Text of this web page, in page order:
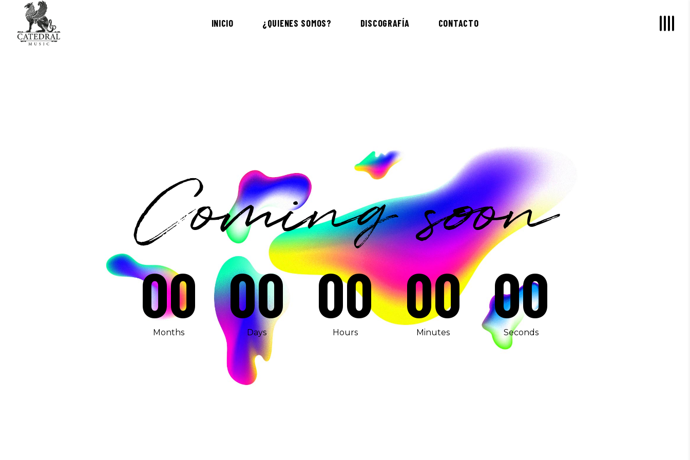
INICIO ¿QUIENES SOMOS? DISCOGRAFÍA CONTACTO
Coming soon
00
Months
00
Days
00
Hours
00
Minutes
00
Seconds